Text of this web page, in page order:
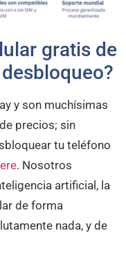
gratis de
y son muchísimas
precios; sin
tu teléfono
. Nosotros
artificial, la
de forma
nada, y de